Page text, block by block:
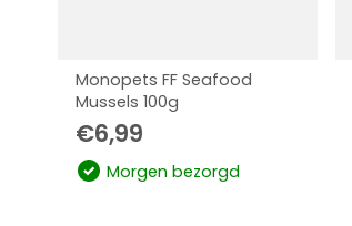
Monopets FF Seafood
Mussels 100g
€6,99
Morgen bezorgd